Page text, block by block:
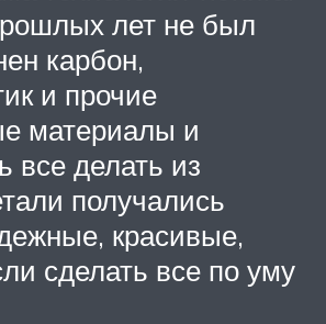
лет не был
карбон,
и прочие
материалы и
все делать из
получались
красивые,
сделать все по уму